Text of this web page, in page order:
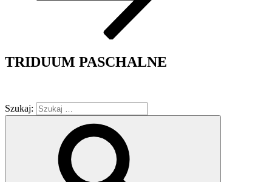
TRIDUUM PASCHALNE
Szukaj: